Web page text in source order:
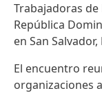
Trabajadoras
República
en San Salvador,
El encuentro
organizaciones